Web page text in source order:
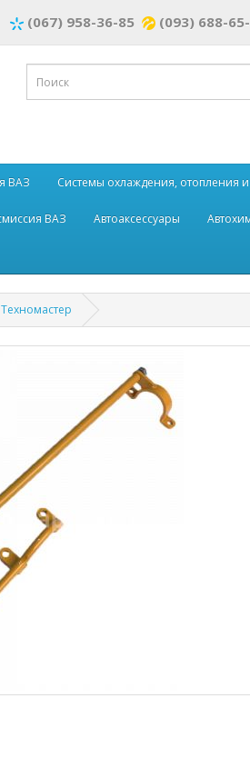
(067) 958-36-85 (093) 688-
ВАЗ Системы охлаждения, отопления
ВАЗ Автоаксессуары